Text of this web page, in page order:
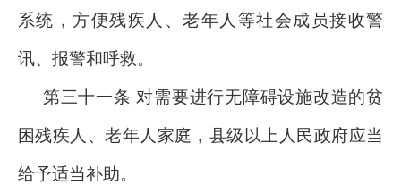
系统，方便残疾人、老年人等社会成员接收警
讯、报警和呼救。
第三十一条 对需要进行无障碍设施改造的贫
困残疾人、老年人家庭，县级以上人民政府应当
给予适当补助。